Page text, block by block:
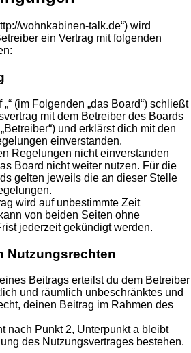
wohnkabinen-talk.de“) wird
ein Vertrag mit folgenden
(im Folgenden „das Board“) schließt
mit dem Betreiber des Boards
und erklärst dich mit den
einverstanden.
Regelungen nicht einverstanden
Board nicht weiter nutzen. Für die
gelten jeweils die an dieser Stelle
wird auf unbestimmte Zeit
von beiden Seiten ohne
jederzeit gekündigt werden.
Nutzungsrechten
Beitrags erteilst du dem Betreiber
und räumlich unbeschränktes und
deinen Beitrag im Rahmen des
nach Punkt 2, Unterpunkt a bleibt
des Nutzungsvertrages bestehen.